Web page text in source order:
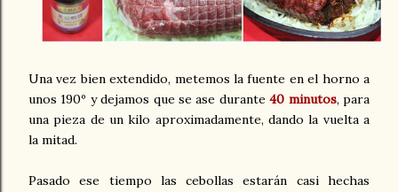
Una vez bien extendido, metemos la fuente en el horno a
unos 190º y dejamos que se ase durante40 minutos, para
una pieza de un kilo aproximadamente, dando la vuelta a
la mitad.
Pasado ese tiempo las cebollas estarán casi hechas